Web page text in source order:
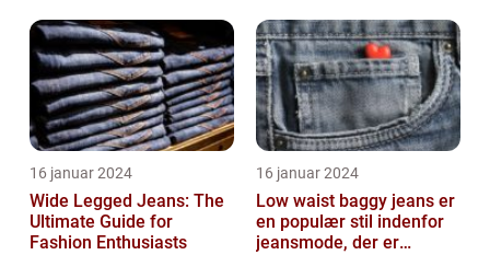
r...
16 januar 2024
Wide Legged Jeans: The
Ultimate Guide for
Fashion Enthusiasts
16 januar 2024
Low waist baggy jeans er
en populær stil indenfor
jeansmode, der er